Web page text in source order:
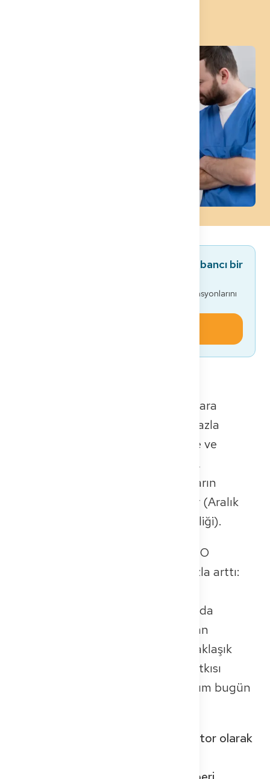
Almanya'da çalışmayı planlayan yabancı bir
Tüm Approbation yol haritasını, FSP/KP simülasyonlarını
Almanya'nın yurt dışından doktorlara
ihtiyacı var. Şu anda 68.000'den fazla
yabancı doktor Alman kliniklerinde ve
muayenehanelerinde çalışıyor. Bu,
Almanya'daki tüm çalışan doktorların
%15'inden fazlasına tekabül ediyor (Aralık
2024 itibarıyla, Alman Tabipler Birliği).
1996'da bu sayı yaklaşık 11.000 idi. O
zamandan beri sayı beş kattan fazla arttı:
68.000'den fazla doktor Almanya'da
çalışıyor ve bu, ülkedeki tüm çalışan
hekimlerin (toplam 437.162 kişi) yaklaşık
%15-16'sını oluşturuyor. Onların katkısı
olmadan, birçok bölgede tıbbi bakım bugün
Hızlı Başlangıç: Almanya'da doktor olarak